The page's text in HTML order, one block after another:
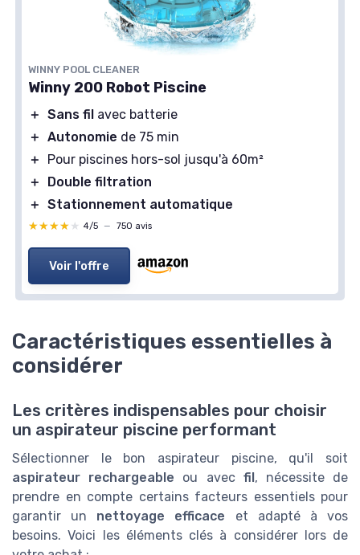
WINNY POOL CLEANER
Winny 200 Robot Piscine
＋ Sans fil avec batterie
＋ Autonomie de 75 min
＋
Pour piscines hors-sol jusqu'à 60m²
＋
Double filtration
＋ Stationnement automatique
★★★★★
★★★★★ 4/5 — 750 avis
Voir l'offre
Caractéristiques essentielles à
considérer
Les critères indispensables pour choisir
un aspirateur piscine performant
Sélectionner le bon aspirateur piscine, qu'il soit
aspirateur rechargeable ou avec fil , nécessite de
prendre en compte certains facteurs essentiels pour
garantir un nettoyage efficace et adapté à vos
besoins. Voici les éléments clés à considérer lors de